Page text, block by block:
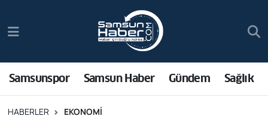
Samsunspor Samsun Haber Gündem Sağlık
HABERLER EKONOMI
Samsun Haber
Sağlık
Trafik Durumu
Süper Lig Puan Durumu ve Fikstür